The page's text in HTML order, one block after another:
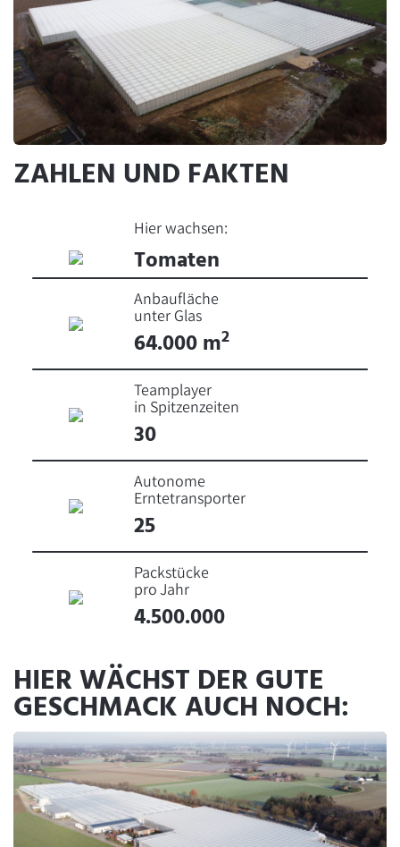
ZAHLEN UND FAKTEN
Hier wachsen:
Tomaten
Anbaufläche
unter Glas
64.000 m2
Teamplayer
in Spitzenzeiten
30
Autonome
Erntetransporter
25
Packstücke
pro Jahr
4.500.000
HIER WÄCHST DER GUTE
GESCHMACK AUCH NOCH: